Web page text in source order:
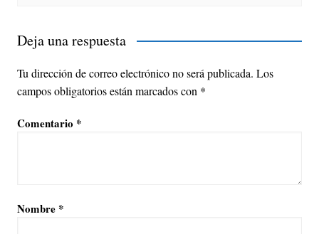
Deja una respuesta
Tu dirección de correo electrónico no será publicada. Los
campos obligatorios están marcados con *
Comentario *
Nombre *